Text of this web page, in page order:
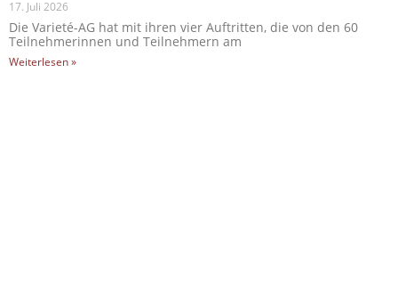
17. Juli 2026
Die Varieté-AG hat mit ihren vier Auftritten, die von den 60
Teilnehmerinnen und Teilnehmern am
Weiterlesen »